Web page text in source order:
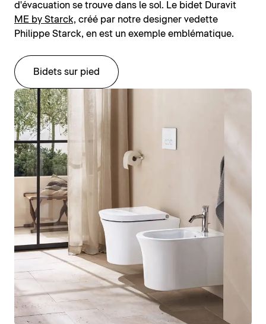
d'évacuation se trouve dans le sol. Le bidet Duravit
ME by Starck, créé par notre designer vedette
Philippe Starck, en est un exemple emblématique.
Bidets sur pied